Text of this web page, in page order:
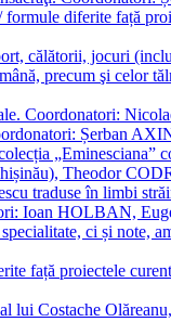
diferite față
călătorii, jocuri
precum şi
Coordonatori:
Șerban
Theodor
traduse în limbi
Ioan HOLBAN,
ci și
față proiectele
lui Costache